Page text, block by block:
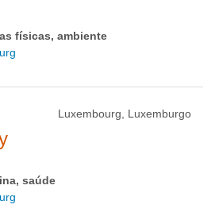
físicas, ambiente
Luxembourg, Luxemburgo
saúde